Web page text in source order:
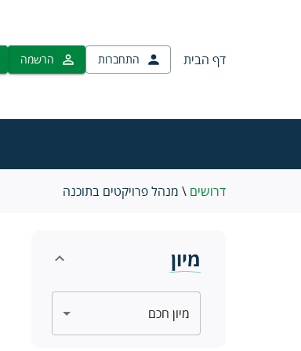
דף הבית התחברות הרשמה
דרושים \ מנהל פרויקטים בתוכנה
מיון